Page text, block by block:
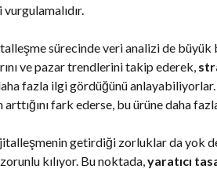
sürecinde veri analizi de
ve pazar trendlerini takip ederek,
fazla ilgi gördüğünü
arttığını fark ederse, bu ürüne daha
getirdiği zorluklar da yok
zorunlu kılıyor. Bu noktada,yaratıcı